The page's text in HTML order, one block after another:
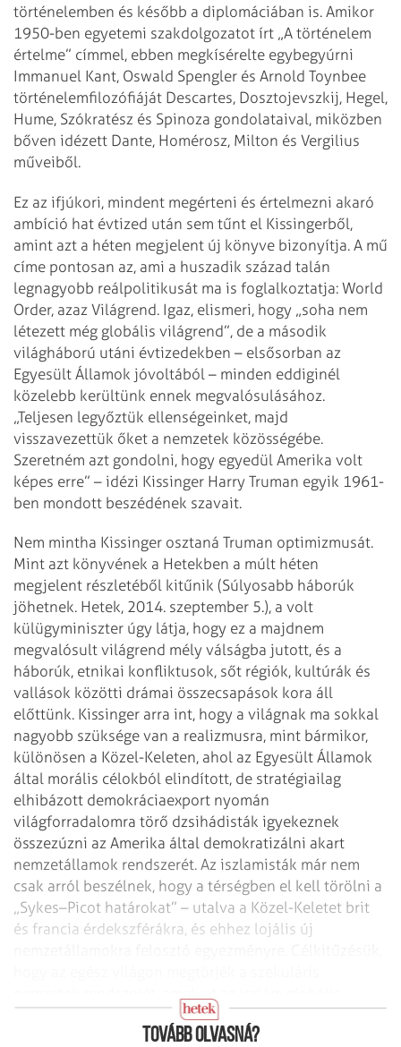
történelemben és később a diplomáciában is. Amikor
1950-ben egyetemi szakdolgozatot írt „A történelem
értelme” címmel, ebben megkísérelte egybegyúrni
Immanuel Kant, Oswald Spengler és Arnold Toynbee
történelemfilozófiáját Descartes, Dosztojevszkij, Hegel,
Hume, Szókratész és Spinoza gondolataival, miközben
bőven idézett Dante, Homérosz, Milton és Vergilius
műveiből.
Ez az ifjúkori, mindent megérteni és értelmezni akaró
ambíció hat évtized után sem tűnt el Kissingerből,
amint azt a héten megjelent új könyve bizonyítja. A mű
címe pontosan az, ami a huszadik század talán
legnagyobb reálpolitikusát ma is foglalkoztatja: World
Order, azaz Világrend. Igaz, elismeri, hogy „soha nem
létezett még globális világrend”, de a második
világháború utáni évtizedekben – elsősorban az
Egyesült Államok jóvoltából – minden eddiginél
közelebb kerültünk ennek megvalósulásához.
„Teljesen legyőztük ellenségeinket, majd
visszavezettük őket a nemzetek közösségébe.
Szeretném azt gondolni, hogy egyedül Amerika volt
képes erre” – idézi Kissinger Harry Truman egyik 1961-
ben mondott beszédének szavait.
Nem mintha Kissinger osztaná Truman optimizmusát.
Mint azt könyvének a Hetekben a múlt héten
megjelent részletéből kitűnik (Súlyosabb háborúk
jöhetnek. Hetek, 2014. szeptember 5.), a volt
külügyminiszter úgy látja, hogy ez a majdnem
megvalósult világrend mély válságba jutott, és a
háborúk, etnikai konfliktusok, sőt régiók, kultúrák és
vallások közötti drámai összecsapások kora áll
előttünk. Kissinger arra int, hogy a világnak ma sokkal
nagyobb szüksége van a realizmusra, mint bármikor,
különösen a Közel-Keleten, ahol az Egyesült Államok
által morális célokból elindított, de stratégiailag
elhibázott demokráciaexport nyomán
világforradalomra törő dzsihádisták igyekeznek
összezúzni az Amerika által demokratizálni akart
nemzetállamok rendszerét. Az iszlamisták már nem
csak arról beszélnek, hogy a térségben el kell törölni a
„Sykes–Picot határokat” – utalva a Közel-Keletet brit
és francia érdekszférákra, és ehhez lojális új
győzelme útjában álló legnagyobb akadálynak látnak.
Tovább olvasná?